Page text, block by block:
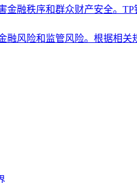
融秩序和群众财产安全。
风险和监管风险。根据相